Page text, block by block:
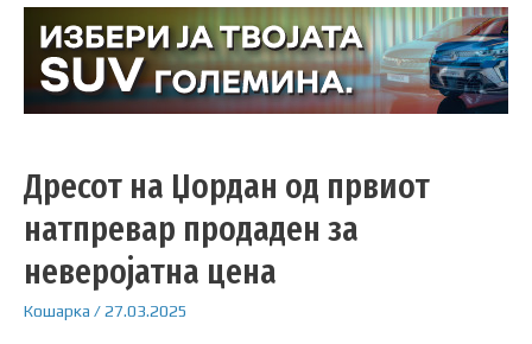
Дресот на Џордан од првиот
натпревар продаден за
неверојатна цена
Кошарка /27.03.2025